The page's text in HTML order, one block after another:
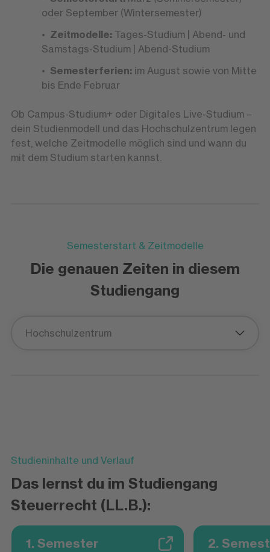
oder September (Wintersemester)
Zeitmodelle:Tages-Studium | Abend- und
Samstags-Studium | Abend-Studium
Semesterferien:im August sowie von Mitte
bis Ende Februar
Ob Campus-Studium+ oder Digitales Live-Studium –
dein Studienmodell und das Hochschulzentrum legen
fest, welche Zeitmodelle möglich sind und wann du
mit dem Studium starten kannst.
Semesterstart & Zeitmodelle
Die genauen Zeiten in diesem
Studiengang
Hochschulzentrum
Studieninhalte und Verlauf
Das lernst du im Studiengang
Steuerrecht (LL.B.):
1. Semester 2.